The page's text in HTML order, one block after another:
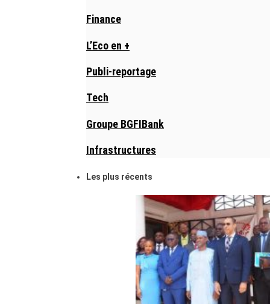
Finance
L’Eco en +
Publi-reportage
Tech
Groupe BGFIBank
Infrastructures
Les plus récents